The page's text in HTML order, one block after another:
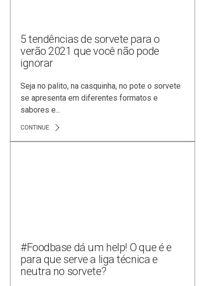
5 tendências de sorvete para o
verão 2021 que você não pode
ignorar
Seja no palito, na casquinha, no pote o sorvete
se apresenta em diferentes formatos e
sabores e...
CONTINUE
#Foodbase dá um help! O que é e
para que serve a liga técnica e
neutra no sorvete?